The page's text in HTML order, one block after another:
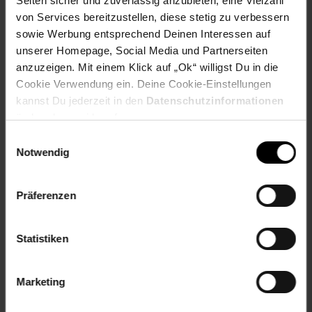
von Services bereitzustellen, diese stetig zu verbessern
sowie Werbung entsprechend Deinen Interessen auf
unserer Homepage, Social Media und Partnerseiten
anzuzeigen. Mit einem Klick auf „Ok“ willigst Du in die
Cookie Verwendung ein. Deine Cookie-Einstellungen
kannst Du jederzeit in den Datenschutzinformationen
ändern bzw. widerrufen.
Notwendig
Präferenzen
Statistiken
Marketing
EAN: 0883314747102
Artikel gehört zur Kategorie:Backformen
Versandinformationen
Fußzeile
Weitere Online-Angebote
Netto Reisen Weinwelt